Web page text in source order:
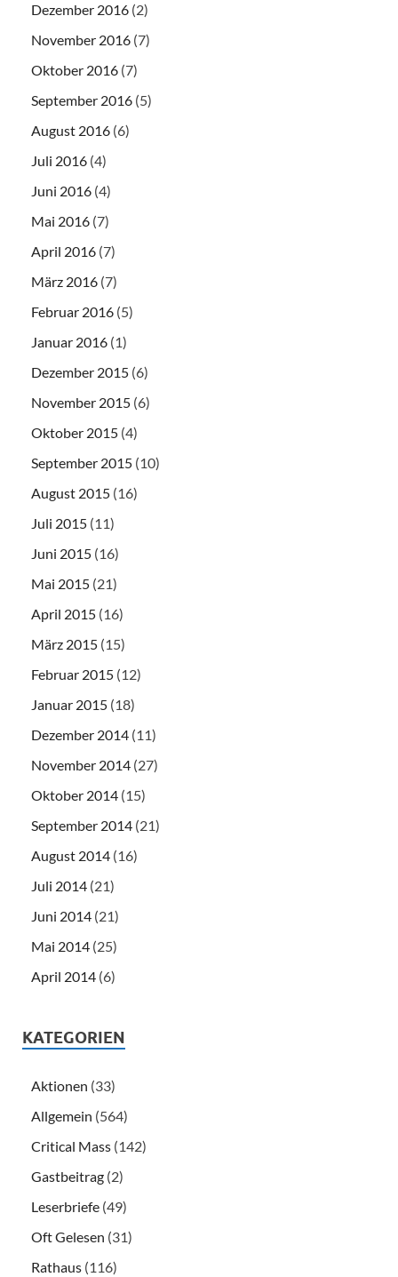
Dezember 2016 (2)
November 2016 (7)
Oktober 2016 (7)
September 2016 (5)
August 2016 (6)
Juli 2016 (4)
Juni 2016 (4)
Mai 2016 (7)
April 2016 (7)
März 2016 (7)
Februar 2016 (5)
Januar 2016 (1)
Dezember 2015 (6)
November 2015 (6)
Oktober 2015 (4)
September 2015 (10)
August 2015 (16)
Juli 2015 (11)
Juni 2015 (16)
Mai 2015 (21)
April 2015 (16)
März 2015 (15)
Februar 2015 (12)
Januar 2015 (18)
Dezember 2014 (11)
November 2014 (27)
Oktober 2014 (15)
September 2014 (21)
August 2014 (16)
Juli 2014 (21)
Juni 2014 (21)
Mai 2014 (25)
April 2014 (6)
KATEGORIEN
Aktionen (33)
Allgemein (564)
Critical Mass (142)
Gastbeitrag (2)
Leserbriefe (49)
Oft Gelesen (31)
Rathaus (116)